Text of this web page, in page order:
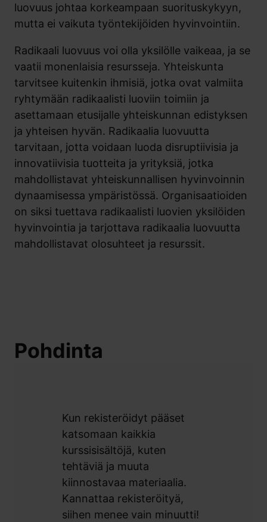
luovuus johtaa korkeampaan suorituskykyyn,
mutta ei vaikuta työntekijöiden hyvinvointiin.
Radikaali luovuus voi olla yksilölle vaikeaa, ja se
vaatii monenlaisia resursseja. Yhteiskunta
tarvitsee kuitenkin ihmisiä, jotka ovat valmiita
ryhtymään radikaalisti luoviin toimiin ja
asettamaan etusijalle yhteiskunnan edistyksen
ja yhteisen hyvän. Radikaalia luovuutta
tarvitaan, jotta voidaan luoda disruptiivisia ja
innovatiivisia tuotteita ja yrityksiä, jotka
mahdollistavat yhteiskunnallisen hyvinvoinnin
dynaamisessa ympäristössä. Organisaatioiden
on siksi tuettava radikaalisti luovien yksilöiden
hyvinvointia ja tarjottava radikaalia luovuutta
mahdollistavat olosuhteet ja resurssit.
Pohdinta
Kun rekisteröidyt pääset
katsomaan kaikkia
kurssisisältöjä, kuten
tehtäviä ja muuta
kiinnostavaa materiaalia.
Kannattaa rekisteröityä,
siihen menee vain minuutti!